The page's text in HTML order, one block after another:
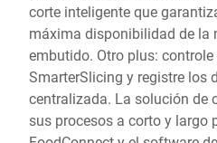
corte inteligente que
máxima disponibilidad de la
embutido. Otro plus:
SmarterSlicing y registre los
centralizada. La solución de
sus procesos a corto y largo